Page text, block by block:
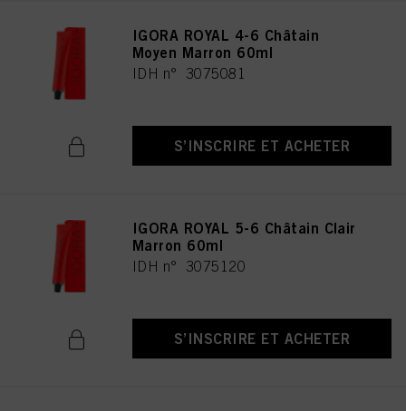
IGORA ROYAL 4-6 Châtain
Moyen Marron 60ml
IDH n° 3075081
S’INSCRIRE ET ACHETER
IGORA ROYAL 5-6 Châtain Clair
Marron 60ml
IDH n° 3075120
S’INSCRIRE ET ACHETER